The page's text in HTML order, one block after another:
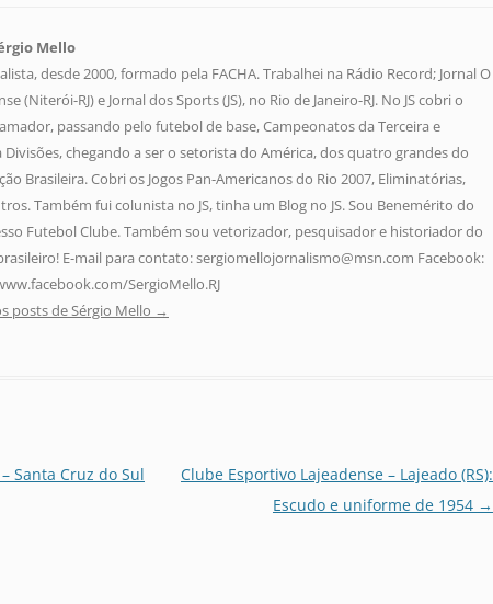
Mello
desde 2000, formado pela FACHA. Trabalhei na Rádio Record; Jornal O
(Niterói-RJ) e Jornal dos Sports (JS), no Rio de Janeiro-RJ. No JS cobri o
passando pelo futebol de base, Campeonatos da Terceira e
Divisões, chegando a ser o setorista do América, dos quatro grandes do
Brasileira. Cobri os Jogos Pan-Americanos do Rio 2007, Eliminatórias,
Também fui colunista no JS, tinha um Blog no JS. Sou Benemérito do
Futebol Clube. Também sou vetorizador, pesquisador e historiador do
E-mail para contato: sergiomellojornalismo@msn.com Facebook:
SergioMello.RJ
posts de Sérgio Mello →
Santa Cruz do Sul
Clube Esportivo Lajeadense – Lajeado (RS):
Escudo e uniforme de 1954 →